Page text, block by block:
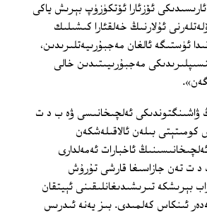
ئۆزئارا ئۆتكۈزۈپ بېرىش ياكى
ئۇلارنىڭ خەلقئارا كىشىلىك
ئۈستىگە ئالغان مەجبۇرىيەتلىرىدىن،
مەجبۇرىيىتىدىن خالى
ۋاشىنگتوندىكى ئەلچىخانىسى ۋە ب د ت
بىلەن ئالاقىلەشكەن
ئاخبارات ئەمەلدارى
د ت تەن جازاسىغا قارشى تۇرۇش
بېرىشكە تىرىشىدىغانلىقىنى ئېيتقان
ئىنكاس كەلمىدى. بىز يەنە ئىدرىس